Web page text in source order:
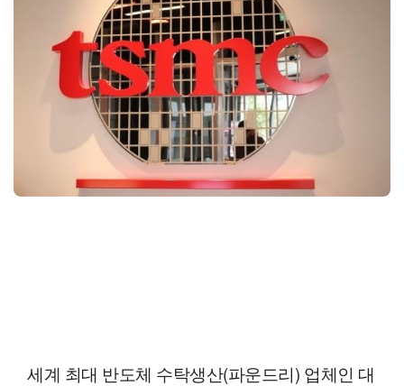
세계 최대 반도체 수탁생산(파운드리) 업체인 대